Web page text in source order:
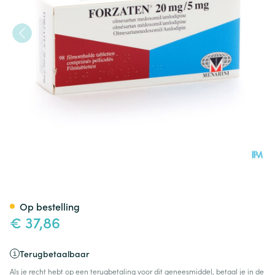
€ 37,86
Terugbetaalbaar
Als je recht hebt op een terugbetaling voor dit geneesmiddel, betaal je in de
Op bestelling